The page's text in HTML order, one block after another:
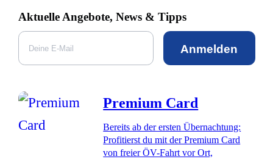
Aktuelle Angebote, News & Tipps
Anmelden
Premium Card
Bereits ab der ersten Übernachtung:
Profitierst du mit der Premium Card
von freier ÖV-Fahrt vor Ort,